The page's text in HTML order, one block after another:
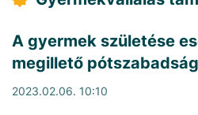
A gyermek születése
megillető pótszabadság
2023.02.06. 10:10